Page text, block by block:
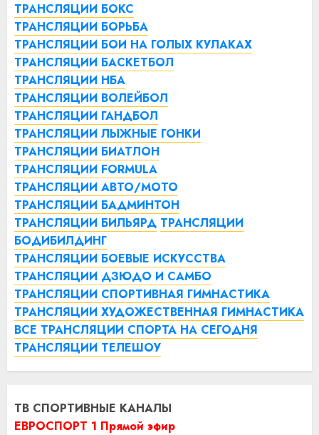
ТРАНСЛЯЦИИ БОКС
ТРАНСЛЯЦИИ БОРЬБА
ТРАНСЛЯЦИИ БОИ НА ГОЛЫХ КУЛАКАХ
ТРАНСЛЯЦИИ БАСКЕТБОЛ
ТРАНСЛЯЦИИ НБА
ТРАНСЛЯЦИИ ВОЛЕЙБОЛ
ТРАНСЛЯЦИИ ГАНДБОЛ
ТРАНСЛЯЦИИ ЛЫЖНЫЕ ГОНКИ
ТРАНСЛЯЦИИ БИАТЛОН
ТРАНСЛЯЦИИ FORMULA
ТРАНСЛЯЦИИ АВТО/МОТО
ТРАНСЛЯЦИИ БАДМИНТОН
ТРАНСЛЯЦИИ БИЛЬЯРД ТРАНСЛЯЦИИ
БОДИБИЛДИНГ
ТРАНСЛЯЦИИ БОЕВЫЕ ИСКУССТВА
ТРАНСЛЯЦИИ ДЗЮДО И САМБО
ТРАНСЛЯЦИИ СПОРТИВНАЯ ГИМНАСТИКА
ТРАНСЛЯЦИИ ХУДОЖЕСТВЕННАЯ ГИМНАСТИКА
ВСЕ ТРАНСЛЯЦИИ СПОРТА НА СЕГОДНЯ
ТРАНСЛЯЦИИ ТЕЛЕШОУ
ТВ СПОРТИВНЫЕ КАНАЛЫ
ЕВРОСПОРТ 1 Прямой эфир